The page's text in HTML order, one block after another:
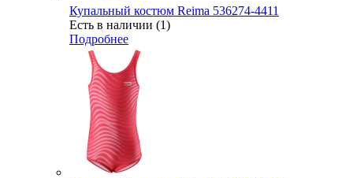
Купальный костюм Reima 536274-4411
Есть в наличии (1)
Подробнее